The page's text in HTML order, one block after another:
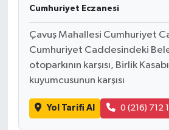
Cumhuriyet Eczanesi
Çavuş Mahallesi Cumhuriyet
Cumhuriyet Caddesindeki
otoparkının karşısı, Birlik
kuyumcusunun karşısı
Yol Tarifi Al 0 (216) 712